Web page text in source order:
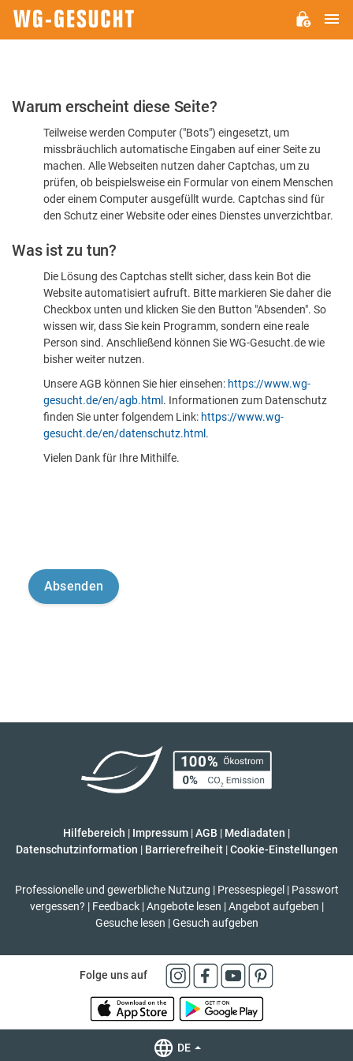
Bitte
dass
sind
Warum erscheint diese Seite?
Teilweise werden Computer ("Bots") eingesetzt, um
missbräuchlich automatische Eingaben auf einer Seite zu
machen. Alle Webseiten nutzen daher Captchas, um zu
prüfen, ob beispielsweise ein Formular von einem Menschen
oder einem Computer ausgefüllt wurde. Captchas sind für
den Schutz einer Website oder eines Dienstes unverzichtbar.
Was ist zu tun?
Die Lösung des Captchas stellt sicher, dass kein Bot die
Website automatisiert aufruft. Bitte markieren Sie daher die
Checkbox unten und klicken Sie den Button "Absenden". So
wissen wir, dass Sie kein Programm, sondern eine reale
Person sind. Anschließend können Sie WG-Gesucht.de wie
bisher weiter nutzen.
Unsere AGB können Sie hier einsehen: https://www.wg-
gesucht.de/en/agb.html . Informationen zum Datenschutz
finden Sie unter folgendem Link: https://www.wg-
gesucht.de/en/datenschutz.html .
Vielen Dank für Ihre Mithilfe.
Hilfebereich | Impressum |AGB | Mediadaten |
Datenschutzinformation | Barrierefreiheit | Cookie-Einstellungen
Professionelle und gewerbliche Nutzung | Pressespiegel | Passwort
vergessen? | Feedback | Angebote lesen | Angebot aufgeben |
Gesuche lesen | Gesuch aufgeben
Folge uns auf
DE